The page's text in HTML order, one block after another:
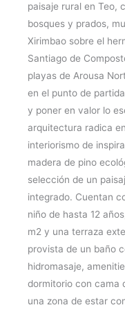
paisaje rural en Teo,
bosques y prados,
Xirimbao sobre el
Santiago de
playas de Arousa
en el punto de
y poner en valor lo
arquitectura radica
interiorismo de
madera de pino
selección de un
integrado. Cuentan
niño de hasta 12
m2 y una terraza
provista de un baño
hidromasaje,
dormitorio con cama
una zona de estar